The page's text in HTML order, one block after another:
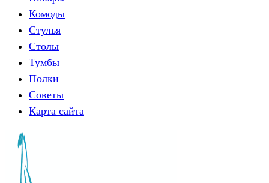
Комоды
Стулья
Столы
Тумбы
Полки
Советы
Карта сайта